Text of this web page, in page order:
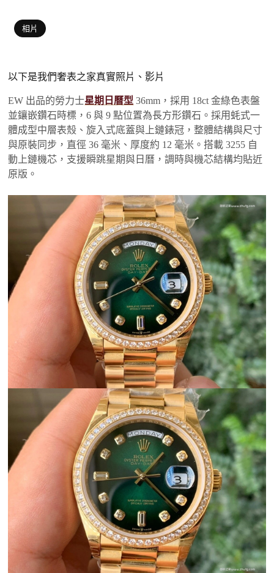
相片
以下是我們奢表之家真實照片、影片
EW 出品的勞力士星期日曆型 36mm，採用 18ct 金綠色表盤
並鑲嵌鑽石時標，6 與 9 點位置為長方形鑽石。採用蚝式一
體成型中層表殼、旋入式底蓋與上鏈錶冠，整體結構與尺寸
與原裝同步，直徑 36 毫米、厚度約 12 毫米。搭載 3255 自
動上鏈機芯，支援瞬跳星期與日曆，調時與機芯結構均貼近
原版。